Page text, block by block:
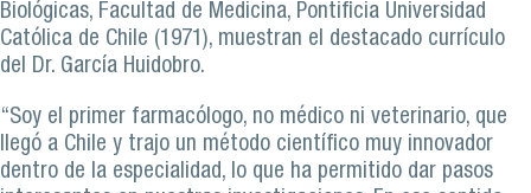
Biológicas, Facultad de Medicina, Pontificia Universidad
Católica de Chile (1971), muestran el destacado currículo
del Dr. García Huidobro.
“Soy el primer farmacólogo, no médico ni veterinario, que
llegó a Chile y trajo un método científico muy innovador
dentro de la especialidad, lo que ha permitido dar pasos